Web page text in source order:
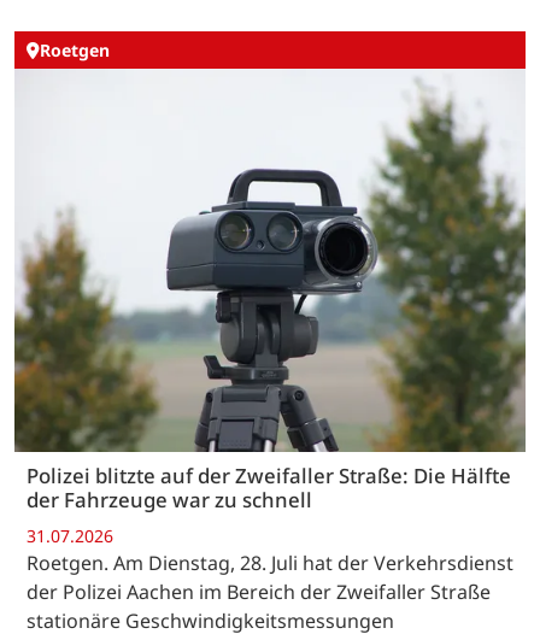
Roetgen
Polizei blitzte auf der Zweifaller Straße: Die Hälfte
der Fahrzeuge war zu schnell
31.07.2026
Roetgen. Am Dienstag, 28. Juli hat der Verkehrsdienst
der Polizei Aachen im Bereich der Zweifaller Straße
stationäre Geschwindigkeitsmessungen